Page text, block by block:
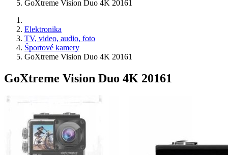
GoXtreme Vision Duo 4K 20161
Elektronika
TV, video, audio, foto
Športové kamery
GoXtreme Vision Duo 4K 20161
GoXtreme Vision Duo 4K 20161